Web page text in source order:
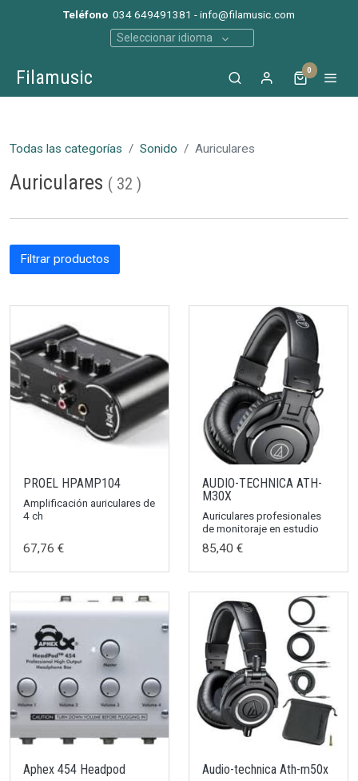
Teléfono 034 649491381 - info@filamusic.com
Seleccionar idioma
Filamusic 0
Todas las categorías Sonido Auriculares
Auriculares ( 32 )
Filtrar productos
PROEL HPAMP104
Amplificación auriculares de
4 ch
67,76 €
AUDIO-TECHNICA ATH-
M30X
Auriculares profesionales
de monitoraje en estudio
85,40 €
Aphex 454 Headpod Audio-technica Ath-m50x